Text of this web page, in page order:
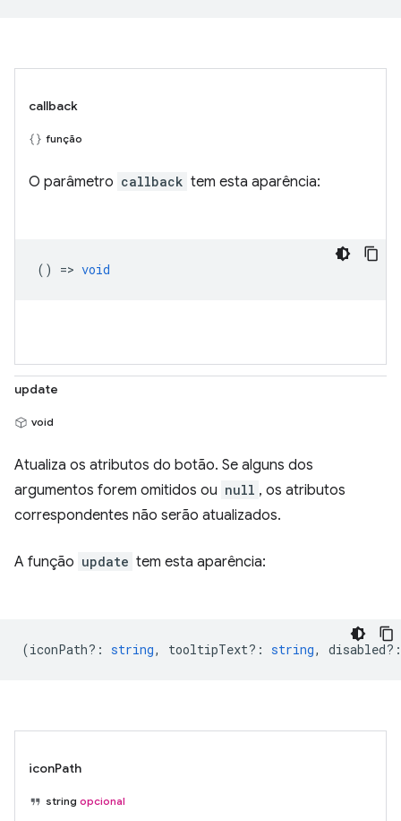
callback
função
O parâmetro callback tem esta aparência:
() => void
update
void
Atualiza os atributos do botão. Se alguns dos
argumentos forem omitidos ou null , os atributos
correspondentes não serão atualizados.
A função update tem esta aparência:
(iconPath? : string, tooltipText? : string, disabled? :
iconPath
string opcional